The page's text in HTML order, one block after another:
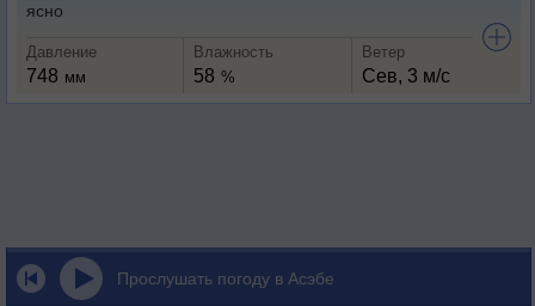
ясно
Давление
748 мм
Влажность
58 %
Ветер
Сев, 3 м/с
Прослушать погоду в Асэбе